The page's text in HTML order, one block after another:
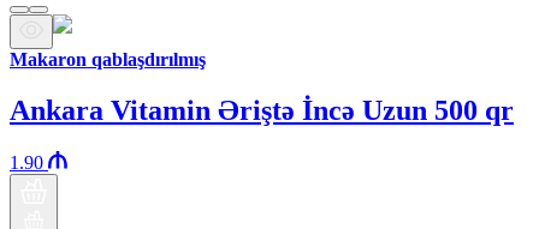
Makaron qablaşdırılmış
Ankara Vitamin Əriştə İncə Uzun 500 qr
1.90